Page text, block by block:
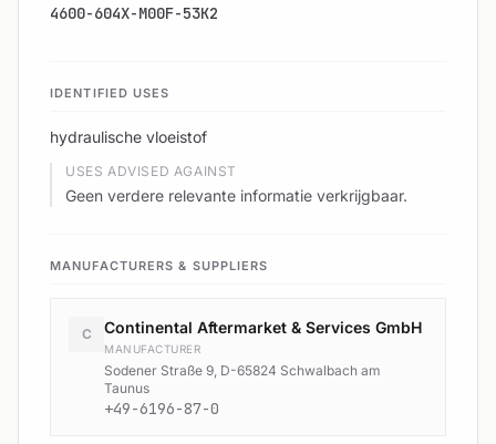
4600-604X-M00F-53K2
IDENTIFIED USES
hydraulische vloeistof
USES ADVISED AGAINST
Geen verdere relevante informatie verkrijgbaar.
MANUFACTURERS & SUPPLIERS
C Continental Aftermarket & Services GmbH
MANUFACTURER
Sodener Straße 9, D-65824 Schwalbach am
Taunus
+49-6196-87-0